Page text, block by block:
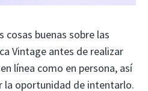
cosas buenas sobre las
Vintage antes de realizar
línea como en persona, así
la oportunidad de intentarlo.